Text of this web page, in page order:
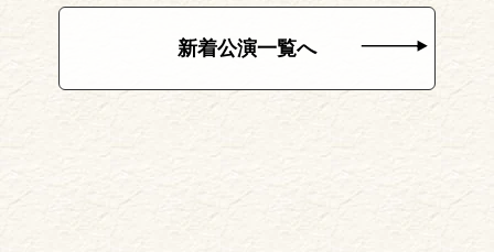
新着公演一覧へ